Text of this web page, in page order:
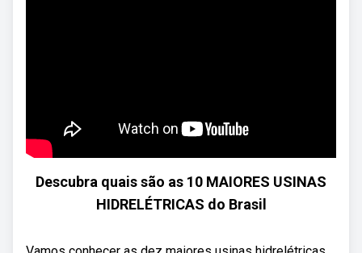
Descubra quais são as 10 MAIORES USINAS
HIDRELÉTRICAS do Brasil